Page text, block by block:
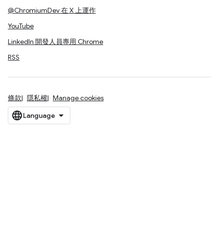
@ChromiumDev 在 X 上運作
YouTube
LinkedIn 開發人員專用 Chrome
RSS
條款 隱私權 Manage cookies